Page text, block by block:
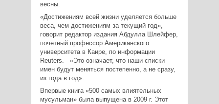
весны.
«Достижениям всей жизни уделяется больше
веса, чем достижениям за текущий год», -
говорит редактор издания Абдулла Шлейфер,
почетный профессор Американского
университета в Каире, по информации
Reuters. - «Это означает, что наши списки
имен будут меняться постепенно, а не сразу,
из года в год».
Впервые книга «500 самых влиятельных
мусульман» была выпущена в 2009 г. Этот